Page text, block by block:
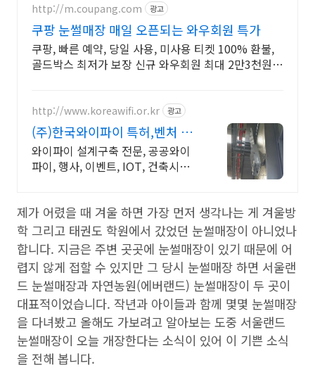
http://m.coupang.com 광고
쿠팡 눈썰매장 매일 오픈되는 와우회원 특가
쿠팡, 빠른 예약, 당일 사용, 미사용 티켓 100% 환불,
골드박스 최저가 보장 신규 와우회원 최대 2만3천원
http://www.koreawifi.or.kr 광고
(주)한국와이파이 특허,벤처 빠
른상담 가능
와이파이 설계구축 전문, 공공와이
파이, 행사, 이벤트, IOT, 건축시설
성있는 기업
제가 어렸을 때 겨울 하면 가장 먼저 생각나는 게 겨울방
학 그리고 태권도 학원에서 갔었던 눈썰매장이 아니었나
합니다. 지금은 주변 곳곳에 눈썰매장이 있기 때문에 어
렵지 않게 접할 수 있지만 그 당시 눈썰매장 하면 서울랜
드 눈썰매장과 자연농원(에버랜드) 눈썰매장이 두 곳이
대표적이었습니다. 작년과 아이들과 함께 몇몇 눈썰매장
을 다녀봤고 올해도 가보려고 알아보는 도중 서울랜드
눈썰매장이 오늘 개장한다는 소식이 있어 이 기쁜 소식
을 전해 봅니다.